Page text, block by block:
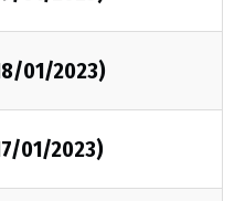
01/2023)
01/2023)